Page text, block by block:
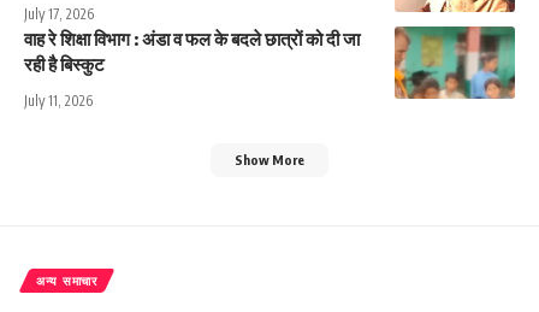
July 17, 2026
वाह रे शिक्षा विभाग : अंडा व फल के बदले छात्रों को दी जा
रही है बिस्कुट
July 11, 2026
Show More
अन्य समाचार